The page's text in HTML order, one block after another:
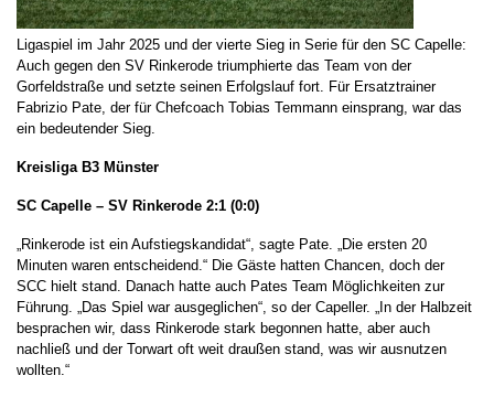
Ligaspiel im Jahr 2025 und der vierte Sieg in Serie für den SC Capelle:
Auch gegen den SV Rinkerode triumphierte das Team von der
Gorfeldstraße und setzte seinen Erfolgslauf fort. Für Ersatztrainer
Fabrizio Pate, der für Chefcoach Tobias Temmann einsprang, war das
ein bedeutender Sieg.
Kreisliga B3 Münster
SC Capelle – SV Rinkerode 2:1 (0:0)
„Rinkerode ist ein Aufstiegskandidat“, sagte Pate. „Die ersten 20
Minuten waren entscheidend.“ Die Gäste hatten Chancen, doch der
SCC hielt stand. Danach hatte auch Pates Team Möglichkeiten zur
Führung. „Das Spiel war ausgeglichen“, so der Capeller. „In der Halbzeit
besprachen wir, dass Rinkerode stark begonnen hatte, aber auch
nachließ und der Torwart oft weit draußen stand, was wir ausnutzen
wollten.“